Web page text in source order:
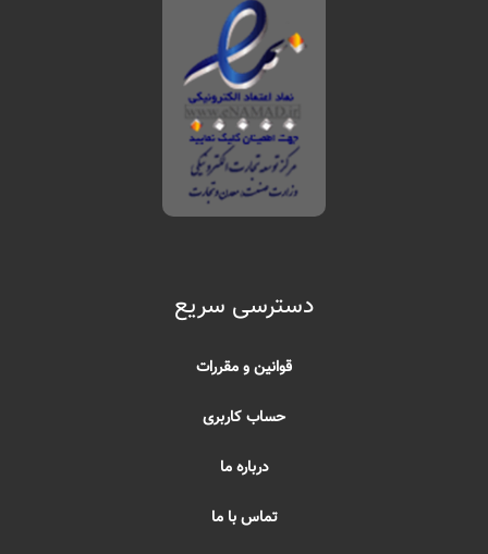
دسترسی سریع
قوانین و مقررات
حساب کاربری
درباره ما
تماس با ما